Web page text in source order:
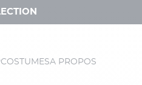
COSTUMESA PROPOS